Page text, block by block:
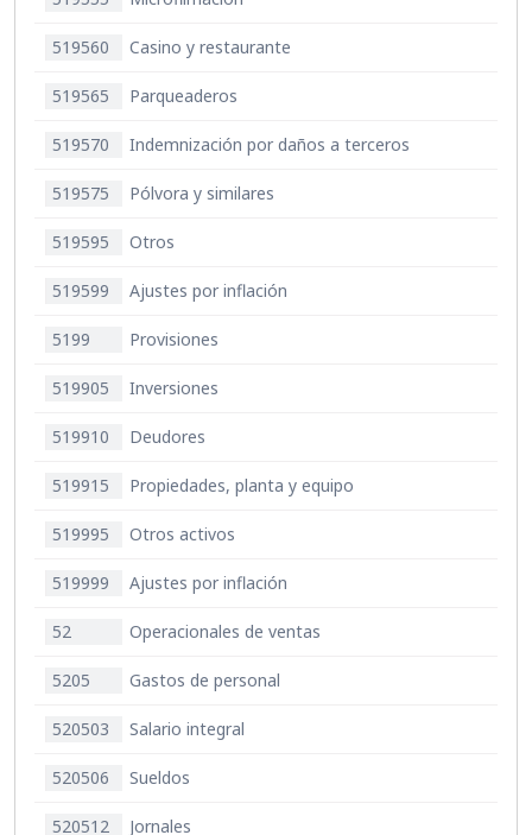
519560 Casino y restaurante
519565 Parqueaderos
519570 Indemnización por daños a terceros
519575 Pólvora y similares
519595 Otros
519599 Ajustes por inflación
5199 Provisiones
519905 Inversiones
519910 Deudores
519915 Propiedades, planta y equipo
519995 Otros activos
519999 Ajustes por inflación
52 Operacionales de ventas
5205 Gastos de personal
520503 Salario integral
520506 Sueldos
520512 Jornales